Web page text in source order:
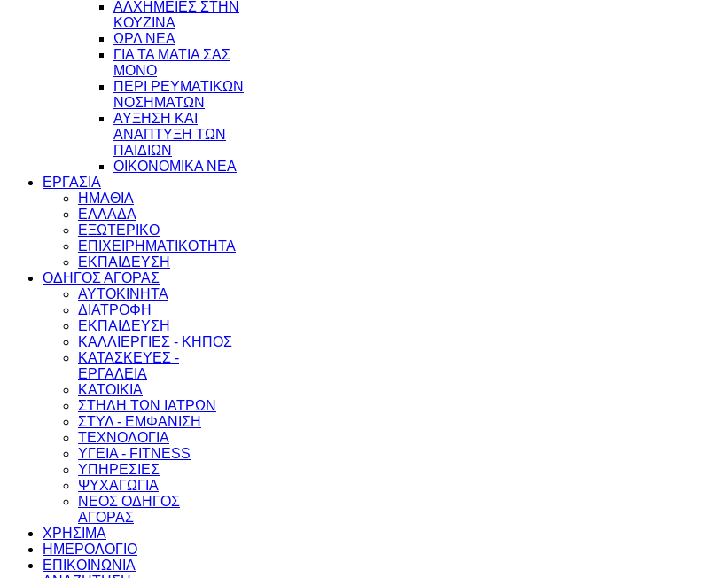
ΑΛΧΗΜΕΙΕΣ ΣΤΗΝ
ΚΟΥΖΙΝΑ
ΩΡΛ ΝEA
ΓΙΑ ΤΑ ΜΑΤΙΑ ΣΑΣ
ΜΟΝΟ
ΠΕΡΙ ΡΕΥΜΑΤΙΚΩΝ
ΝΟΣΗΜΑΤΩΝ
ΑΥΞΗΣΗ ΚΑΙ
ΑΝΑΠΤΥΞΗ ΤΩΝ
ΠΑΙΔΙΩΝ
ΟΙΚΟΝΟΜΙΚΑ ΝΕΑ
ΕΡΓΑΣΙΑ
ΗΜΑΘΙΑ
ΕΛΛΑΔΑ
ΕΞΩΤΕΡΙΚΟ
ΕΠΙΧΕΙΡΗΜΑΤΙΚΟΤΗΤΑ
ΕΚΠΑΙΔΕΥΣΗ
ΟΔΗΓΟΣ ΑΓΟΡΑΣ
ΑΥΤΟΚΙΝΗΤΑ
ΔΙΑΤΡΟΦΗ
ΕΚΠΑΙΔΕΥΣΗ
ΚΑΛΛΙΕΡΓΙΕΣ - ΚΗΠΟΣ
ΚΑΤΑΣΚΕΥΕΣ -
ΕΡΓΑΛΕΙΑ
ΚΑΤΟΙΚΙΑ
ΣΤΗΛΗ ΤΩΝ ΙΑΤΡΩΝ
ΣΤΥΛ - ΕΜΦΑΝΙΣΗ
ΤΕΧΝΟΛΟΓΙΑ
ΥΓΕΙΑ - FITNESS
ΥΠΗΡΕΣΙΕΣ
ΨΥΧΑΓΩΓΙΑ
ΝΕΟΣ ΟΔΗΓΟΣ
ΑΓΟΡΑΣ
ΧΡΗΣΙΜΑ
ΗΜΕΡΟΛΟΓΙΟ
ΕΠΙΚΟΙΝΩΝΙΑ